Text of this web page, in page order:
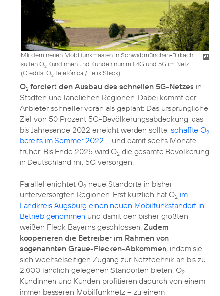
Mit dem neuen Mobilfunkmasten in Schwabmünchen-Birkach
surfen O2 Kundinnen und Kunden nun mit 4G und 5G im Netz.
(Credits: O2Telefónica / Felix Steck)
O2 forciert den Ausbau des schnellen 5G-Netzes in
Städten und ländlichen Regionen. Dabei kommt der
Anbieter schneller voran als geplant: Das ursprüngliche
Ziel von 50 Prozent 5G-Bevölkerungsabdeckung, das
bis Jahresende 2022 erreicht werden sollte, schaffte O2
bereits im Sommer 2022 – und damit sechs Monate
früher. Bis Ende 2025 wird O2 die gesamte Bevölkerung
in Deutschland mit 5G versorgen.
Parallel errichtet O2 neue Standorte in bisher
unterversorgten Regionen. Erst kürzlich hat O2 im
Landkreis Augsburg einen neuen Mobilfunkstandort in
Betrieb genommen und damit den bisher größten
weißen Fleck Bayerns geschlossen. Zudem
kooperieren die Betreiber im Rahmen von
sogenannten Graue-Flecken-Abkommen, indem sie
sich wechselseitigen Zugang zur Netztechnik an bis zu
2.000 ländlich gelegenen Standorten bieten. O2
Kundinnen und Kunden profitieren dadurch von einem
immer besseren Mobilfunknetz – zu einem